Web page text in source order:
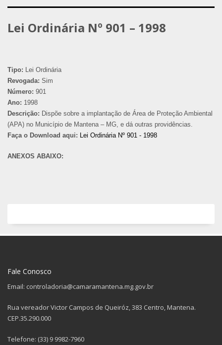
Lei Ordinária Nº 901 – 1998
Tipo: Lei Ordinária
Revogada: Sim
Número: 901
Ano: 1998
Descrição: Dispõe sobre a implantação de Área de Proteção Ambiental
(APA) no Município de Mantena – MG, e dá outras providências.
Faça o Download aqui: Lei Ordinária Nº 901 - 1998
ANEXOS ABAIXO:
Fale Conosco
Email: controladoria@camaramantena.mg.gov.br
Rua vereador Victor Campos de Queiróz, 383 Centro, Mantena.
CEP.35.290.000
Telefone: (33) 9 9982-7960